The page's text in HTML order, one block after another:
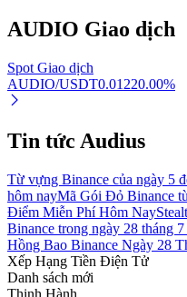
Tìm hiểu về kiếm thu
AUDIO Giao dịch
Spot Giao dịch
AUDIO/USDT0.01220.00%
Tin tức Audius
Từ vựng Binance của ngày 5
hôm nayMã Gói Đỏ Binance
Điểm Miễn Phí Hôm Nay
Binance trong ngày 28 tháng
Hồng Bao Binance Ngày 28
Xếp Hạng Tiền Điện Tử
Danh sách mới